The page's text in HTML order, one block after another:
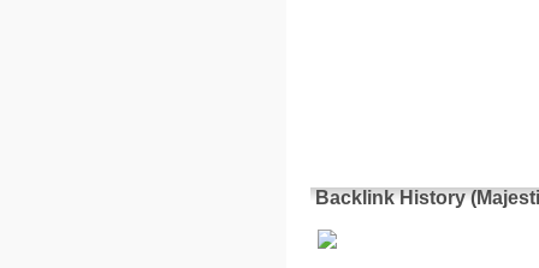
Backlink History